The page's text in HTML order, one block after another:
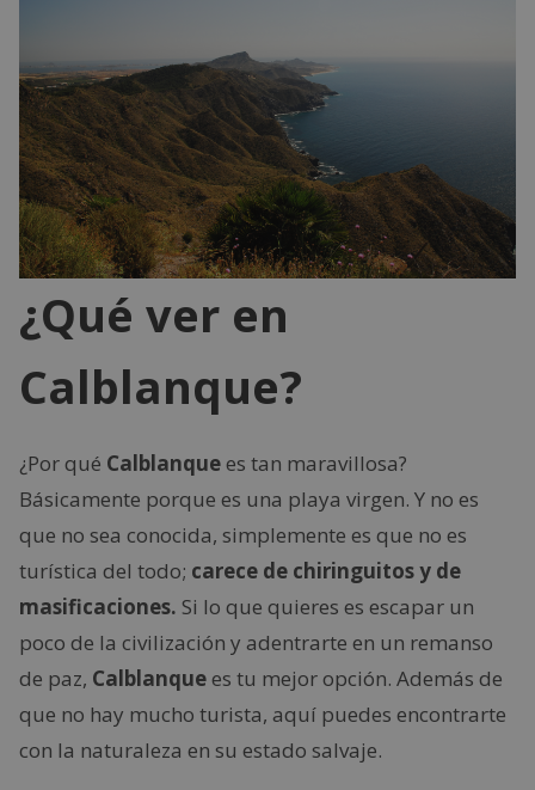
¿Qué ver en
Calblanque?
¿Por qué Calblanquees tan maravillosa?
Básicamente porque es una playa virgen. Y no es
que no sea conocida, simplemente es que no es
turística del todo; carece de chiringuitos y de
masificaciones. Si lo que quieres es escapar un
poco de la civilización y adentrarte en un remanso
de paz, Calblanquees tu mejor opción. Además de
que no hay mucho turista, aquí puedes encontrarte
con la naturaleza en su estado salvaje.